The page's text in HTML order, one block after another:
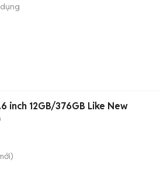
inch 12GB/376GB Like New